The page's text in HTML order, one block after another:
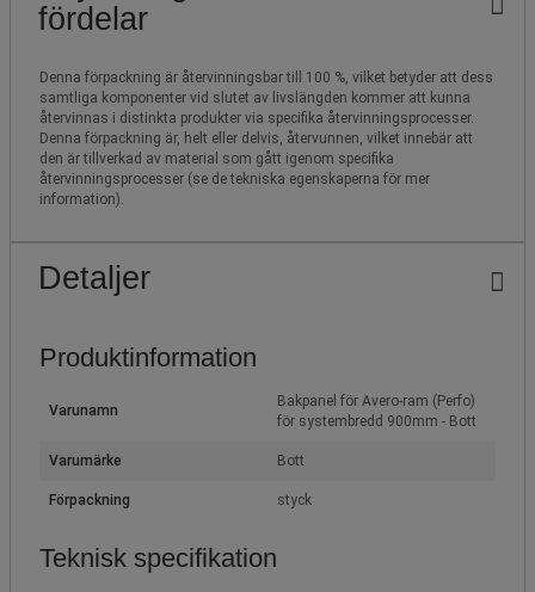
fördelar
Denna förpackning är återvinningsbar till 100 %, vilket betyder att dess
samtliga komponenter vid slutet av livslängden kommer att kunna
återvinnas i distinkta produkter via specifika återvinningsprocesser.
Denna förpackning är, helt eller delvis, återvunnen, vilket innebär att
den är tillverkad av material som gått igenom specifika
återvinningsprocesser (se de tekniska egenskaperna för mer
information).
Detaljer
Produktinformation
Varunamn
Bakpanel för Avero-ram (Perfo)
för systembredd 900mm - Bott
Varumärke Bott
Förpackning styck
Teknisk specifikation